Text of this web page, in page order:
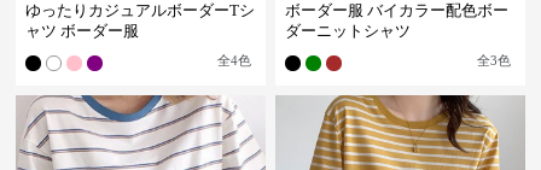
ゆったりカジュアルボーダーTシ
ャツ ボーダー服
全4色
ボーダー服 バイカラー配色ボー
ダーニットシャツ
全3色